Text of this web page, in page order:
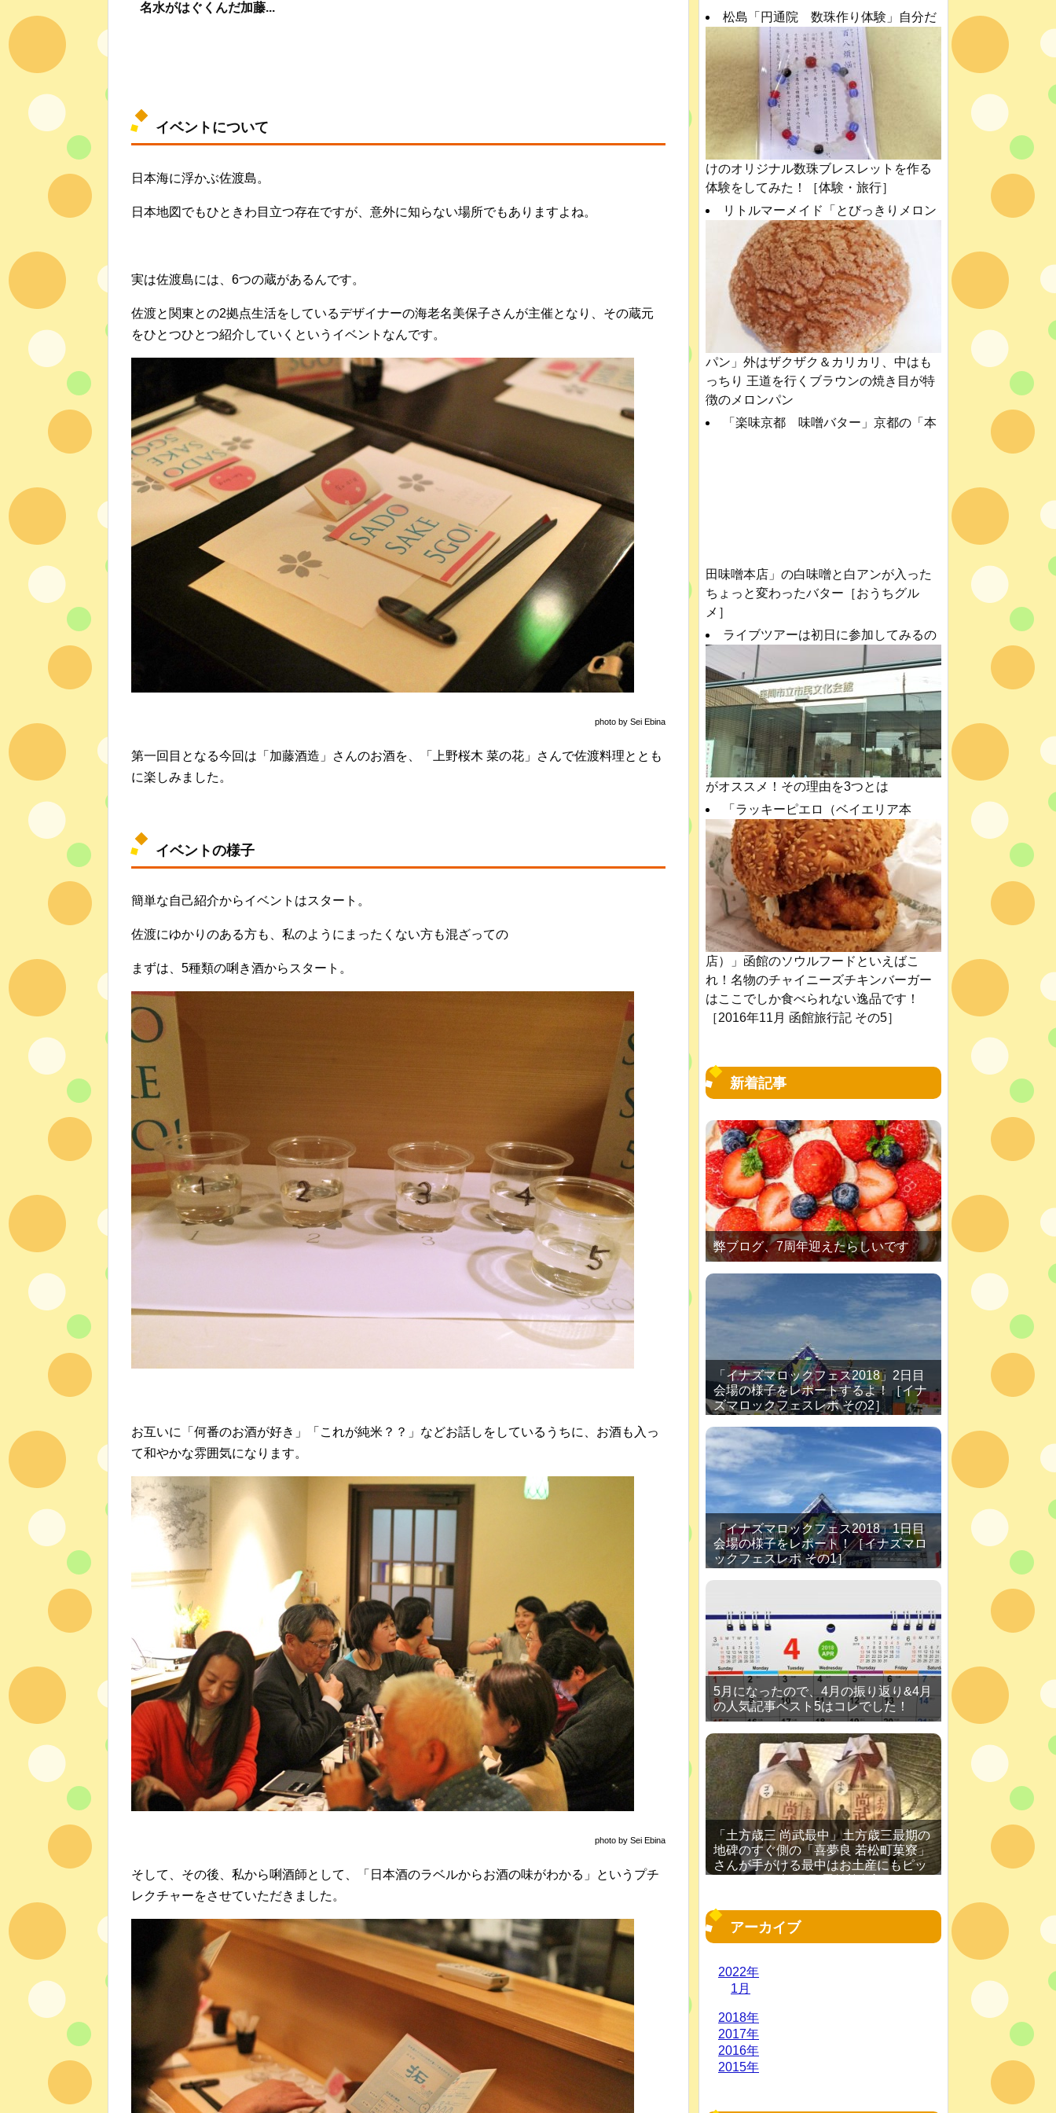
名水がはぐくんだ加藤...
イベントについて
日本海に浮かぶ佐渡島。
日本地図でもひときわ目立つ存在ですが、意外に知らない場所でもありますよね。
実は佐渡島には、6つの蔵があるんです。
佐渡と関東との2拠点生活をしているデザイナーの海老名美保子さんが主催となり、その蔵元
をひとつひとつ紹介していくというイベントなんです。
photo by Sei Ebina
第一回目となる今回は「加藤酒造」さんのお酒を、「上野桜木 菜の花」さんで佐渡料理ととも
に楽しみました。
イベントの様子
簡単な自己紹介からイベントはスタート。
佐渡にゆかりのある方も、私のようにまったくない方も混ざっての
まずは、5種類の唎き酒からスタート。
お互いに「何番のお酒が好き」「これが純米？？」などお話しをしているうちに、お酒も入っ
て和やかな雰囲気になります。
photo by Sei Ebina
そして、その後、私から唎酒師として、「日本酒のラベルからお酒の味がわかる」というプチ
レクチャーをさせていただきました。
松島「円通院 数珠作り体験」自分だ
けのオリジナル数珠ブレスレットを作る
体験をしてみた！［体験・旅行］
リトルマーメイド「とびっきりメロン
パン」外はザクザク＆カリカリ、中はも
っちり 王道を行くブラウンの焼き目が特
徴のメロンパン
「楽味京都 味噌バター」京都の「本
田味噌本店」の白味噌と白アンが入った
ちょっと変わったバター［おうちグル
メ］
ライブツアーは初日に参加してみるの
がオススメ！その理由を3つとは
「ラッキーピエロ（ベイエリア本
店）」函館のソウルフードといえばこ
れ！名物のチャイニーズチキンバーガー
はここでしか食べられない逸品です！
［2016年11月 函館旅行記 その5］
新着記事
弊ブログ、7周年迎えたらしいです
「イナズマロックフェス2018」2日目
会場の様子をレポートするよ！［イナ
ズマロックフェスレポ その2］
「イナズマロックフェス2018」1日目
会場の様子をレポート！［イナズマロ
ックフェスレポ その1］
5月になったので、4月の振り返り&4月
の人気記事ベスト5はコレでした！
「土方歳三 尚武最中」土方歳三最期の
地碑のすぐ側の「喜夢良 若松町菓寮」
さんが手がける最中はお土産にもピッ
アーカイブ
2022年
1月
2018年
2017年
2016年
2015年